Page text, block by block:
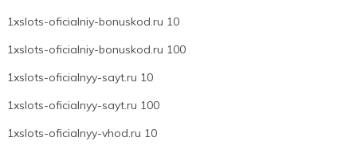
1xslots-oficialniy-bonuskod.ru 10
1xslots-oficialniy-bonuskod.ru 100
1xslots-oficialnyy-sayt.ru 10
1xslots-oficialnyy-sayt.ru 100
1xslots-oficialnyy-vhod.ru 10